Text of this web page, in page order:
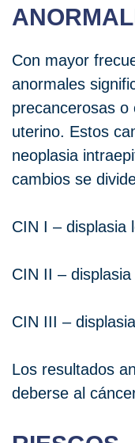
Con mayor
anormales
precancerosas o
uterino. Estos
neoplasia
cambios se
CIN I – displasia
CIN II –
CIN III –
Los resultados
deberse al